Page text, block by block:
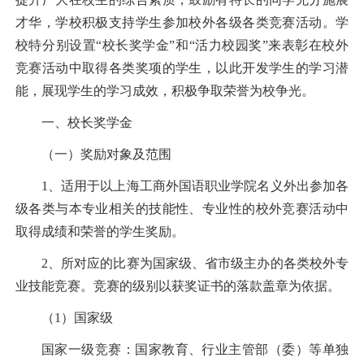
才华，学校积极支持学生参加校外各级各类竞赛活动。学
校特分别设置“校长奖学金”和“活力校园奖”来表彰在校外
竞赛活动中取得各类奖项的学生，以此开发学生的学习潜
能，展现学生的学习成效，积极争取荣誉为校争光。
一、校长奖学金
（一）奖励对象及范围
1
、适用于以上海工商外国语职业学院名义外出参加各
级各类与本专业相关的技能性、专业性的校外竞赛活动中
取得成绩和荣誉的学生奖励。
2 、所对应的比赛为国家级、省市级主办的各类校外专
业技能竞赛。竞赛的级别以获奖证书的落款盖章为依据。
（1 ）国家级
国家一级竞赛：国家教育、行业主管部（委）等单独